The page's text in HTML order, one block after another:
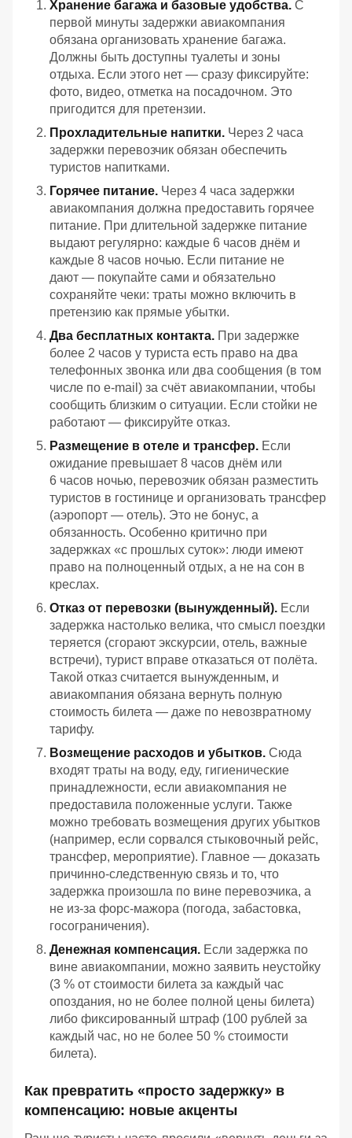
Хранение багажа и базовые удобства. С
первой минуты задержки авиакомпания
обязана организовать хранение багажа.
Должны быть доступны туалеты и зоны
отдыха. Если этого нет — сразу фиксируйте:
фото, видео, отметка на посадочном. Это
пригодится для претензии.
Прохладительные напитки. Через 2 часа
задержки перевозчик обязан обеспечить
туристов напитками.
Горячее питание. Через 4 часа задержки
авиакомпания должна предоставить горячее
питание. При длительной задержке питание
выдают регулярно: каждые 6 часов днём и
каждые 8 часов ночью. Если питание не
дают — покупайте сами и обязательно
сохраняйте чеки: траты можно включить в
претензию как прямые убытки.
Два бесплатных контакта. При задержке
более 2 часов у туриста есть право на два
телефонных звонка или два сообщения (в том
числе по e‑mail) за счёт авиакомпании, чтобы
сообщить близким о ситуации. Если стойки не
работают — фиксируйте отказ.
Размещение в отеле и трансфер. Если
ожидание превышает 8 часов днём или
6 часов ночью, перевозчик обязан разместить
туристов в гостинице и организовать трансфер
(аэропорт — отель). Это не бонус, а
обязанность. Особенно критично при
задержках «с прошлых суток»: люди имеют
право на полноценный отдых, а не на сон в
креслах.
Отказ от перевозки (вынужденный). Если
задержка настолько велика, что смысл поездки
теряется (сгорают экскурсии, отель, важные
встречи), турист вправе отказаться от полёта.
Такой отказ считается вынужденным, и
авиакомпания обязана вернуть полную
стоимость билета — даже по невозвратному
тарифу.
Возмещение расходов и убытков. Сюда
входят траты на воду, еду, гигиенические
принадлежности, если авиакомпания не
предоставила положенные услуги. Также
можно требовать возмещения других убытков
(например, если сорвался стыковочный рейс,
трансфер, мероприятие). Главное — доказать
причинно‑следственную связь и то, что
задержка произошла по вине перевозчика, а
не из‑за форс‑мажора (погода, забастовка,
госограничения).
Денежная компенсация. Если задержка по
вине авиакомпании, можно заявить неустойку
(3 % от стоимости билета за каждый час
опоздания, но не более полной цены билета)
либо фиксированный штраф (100 рублей за
каждый час, но не более 50 % стоимости
билета).
Как превратить «просто задержку» в
компенсацию: новые акценты